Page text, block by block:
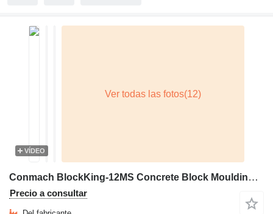
VÍDEO
Conmach BlockKing-12MS Concrete Block Moulding Machine - 5.000 of 6''
Precio a consultar